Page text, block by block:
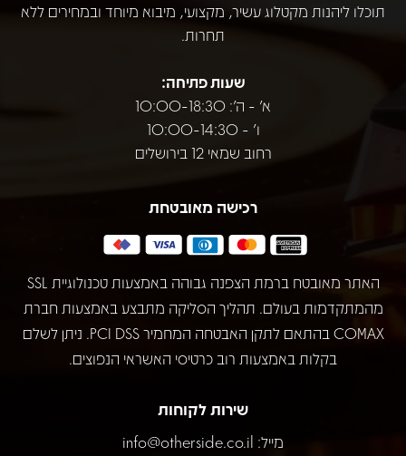
תוכלו ליהנות מקטלוג עשיר, מקצועי, מיבוא מיוחד ובמחירים ללא
תחרות.
שעות פתיחה:
א' - ה': 10:00-18:30
ו' - 10:00-14:30
רחוב שמאי 12 בירושלים
רכישה מאובטחת
האתר מאובטח ברמת הצפנה גבוהה באמצעות טכנולוגיית SSL
מהמתקדמות בעולם. תהליך הסליקה מתבצע באמצעות חברת
COMAX בהתאם לתקן האבטחה המחמיר PCI DSS. ניתן לשלם
בקלות באמצעות רוב כרטיסי האשראי הנפוצים.
שירות לקוחות
מייל: info@otherside.co.il